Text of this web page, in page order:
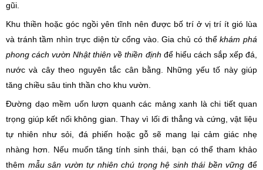
gũi.
Khu thiền hoặc góc ngồi yên tĩnh nên được bố trí ở vị trí ít gió lùa
và tránh tầm nhìn trực diện từ cổng vào. Gia chủ có thểkhám phá
phong cách vườn Nhật thiên về thiền định để hiểu cách sắp xếp đá,
nước và cây theo nguyên tắc cân bằng. Những yếu tố này giúp
tăng chiều sâu tinh thần cho khu vườn.
Đường dạo mềm uốn lượn quanh các mảng xanh là chi tiết quan
trọng giúp kết nối không gian. Thay vì lối đi thẳng và cứng, vật liệu
tự nhiên như sỏi, đá phiến hoặc gỗ sẽ mang lại cảm giác nhẹ
nhàng hơn. Nếu muốn tăng tính sinh thái, bạn có thể tham khảo
thêm mẫu sân vườn tự nhiên chú trọng hệ sinh thái bền vững để